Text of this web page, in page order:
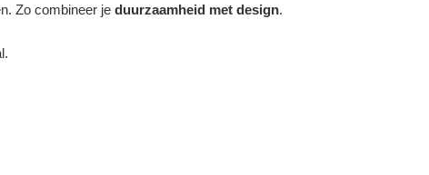
Zo combineer je duurzaamheid met design.